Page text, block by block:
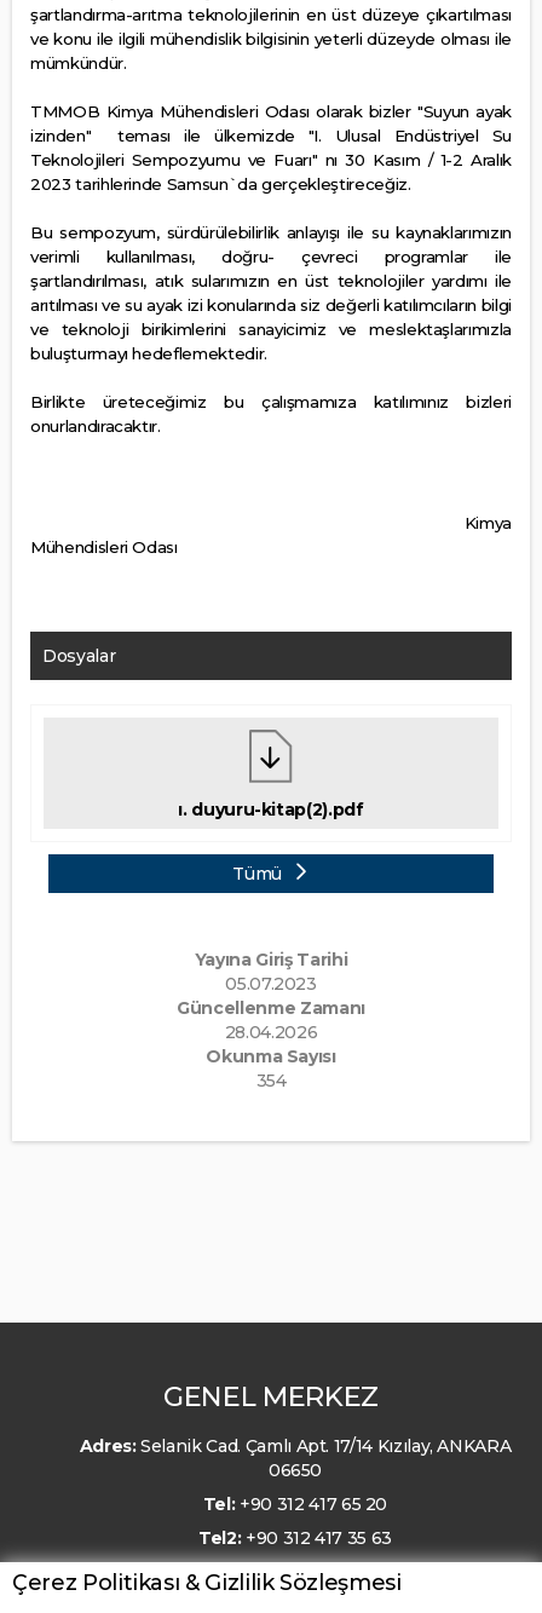
şartlandırma-arıtma teknolojilerinin en üst düzeye çıkartılması
ve konu ile ilgili mühendislik bilgisinin yeterli düzeyde olması ile
mümkündür.
TMMOB Kimya Mühendisleri Odası olarak bizler "Suyun ayak
izinden"
teması ile ülkemizde "I. Ulusal Endüstriyel Su
Teknolojileri Sempozyumu ve Fuarı" nı 30 Kasım / 1-2 Aralık
2023 tarihlerinde Samsun`da gerçekleştireceğiz.
Bu sempozyum, sürdürülebilirlik anlayışı ile su kaynaklarımızın
verimli kullanılması, doğru- çevreci programlar ile
şartlandırılması, atık sularımızın en üst teknolojiler yardımı ile
arıtılması ve su ayak izi konularında siz değerli katılımcıların bilgi
ve teknoloji birikimlerini sanayicimiz ve meslektaşlarımızla
buluşturmayı hedeflemektedir.
Birlikte üreteceğimiz bu çalışmamıza katılımınız bizleri
onurlandıracaktır.
Kimya
Mühendisleri Odası
Dosyalar
ı. duyuru-kitap(2).pdf
Tümü
Yayına Giriş Tarihi
05.07.2023
Güncellenme Zamanı
28.04.2026
Okunma Sayısı
354
GENEL MERKEZ
Adres:Selanik Cad. Çamlı Apt. 17/14 Kızılay, ANKARA
06650
Tel: +90 312 417 65 20
Tel2: +90 312 417 35 63
E-Posta: kmo@kmo.org.tr
Çerez Politikası & Gizlilik Sözleşmesi